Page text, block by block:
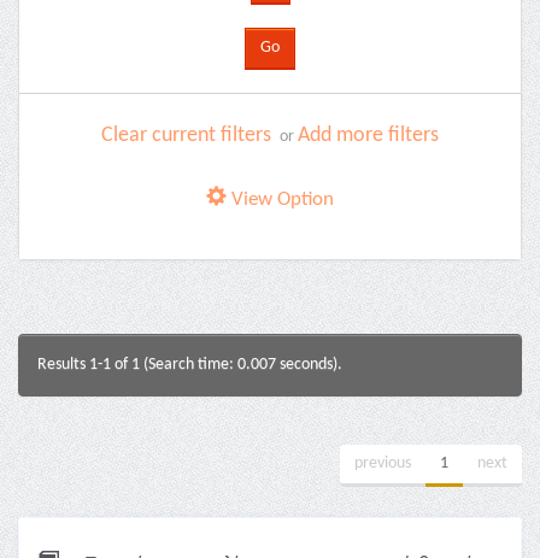
Clear current filters or Add more filters
View Option
Results 1-1 of 1 (Search time: 0.007 seconds).
previous 1 next